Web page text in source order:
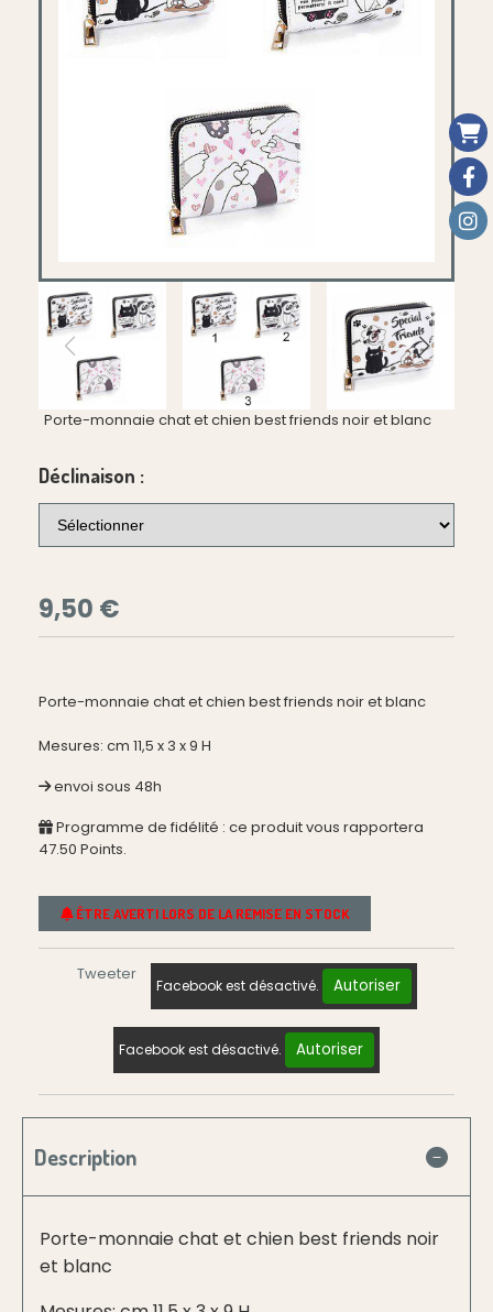
Porte-monnaie chat et chien best friends noir et blanc
Déclinaison :
9,50 €
Porte-monnaie chat et chien best friends noir et blanc
Mesures: cm 11,5 x 3 x 9 H
envoi sous 48h
Programme de fidélité : ce produit vous rapportera
47.50 Points.
ÊTRE AVERTI LORS DE LA REMISE EN STOCK
Tweeter
Facebook est désactivé. Autoriser
Facebook est désactivé. Autoriser
Description
Porte-monnaie chat et chien best friends noir
et blanc